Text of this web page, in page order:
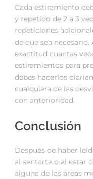
Cada estiramiento
y repetido de 2 a 3
repeticiones
de que sea
exactitud cuantas
estiramientos para
debes hacerlos
cualquiera de las
con anterioridad.
Conclusión
Después de haber
al sentarte o al estar
alguna de las áreas